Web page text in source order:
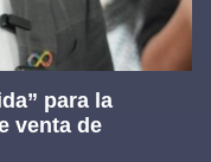
para la
venta de